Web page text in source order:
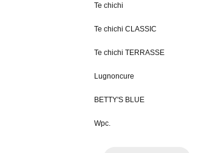
Te chichi
Te chichi CLASSIC
Te chichi TERRASSE
Lugnoncure
BETTY'S BLUE
Wpc.